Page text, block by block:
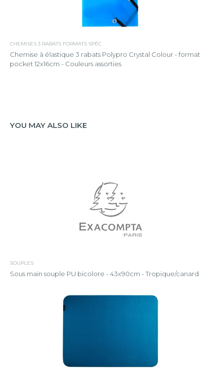
CHEMISES 3 RABATS FORMATS SPÉC
Chemise à élastique 3 rabats Polypro Crystal Colour - format
pocket 12x16cm - Couleurs assorties
YOU MAY ALSO LIKE
SOUPLES
Sous main souple PU bicolore - 43x90cm - Tropique/canard